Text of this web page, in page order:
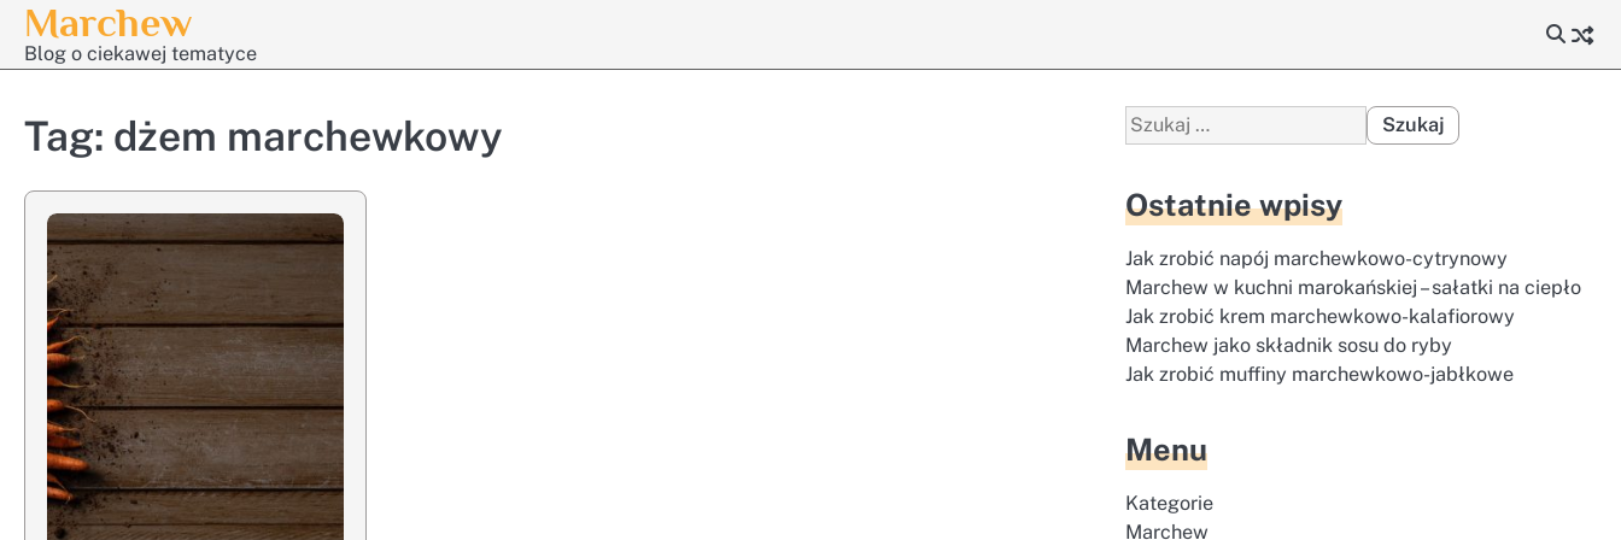
Skip
content
Marchew
Blog o ciekawej tematyce
Tag: dżem marchewkowy Szukaj:
Ostatnie wpisy
Jak zrobić napój marchewkowo-cytrynowy
Marchew w kuchni marokańskiej – sałatki na ciepło
Jak zrobić krem marchewkowo-kalafiorowy
Marchew jako składnik sosu do ryby
Jak zrobić muffiny marchewkowo-jabłkowe
Menu
Kategorie
Marchew